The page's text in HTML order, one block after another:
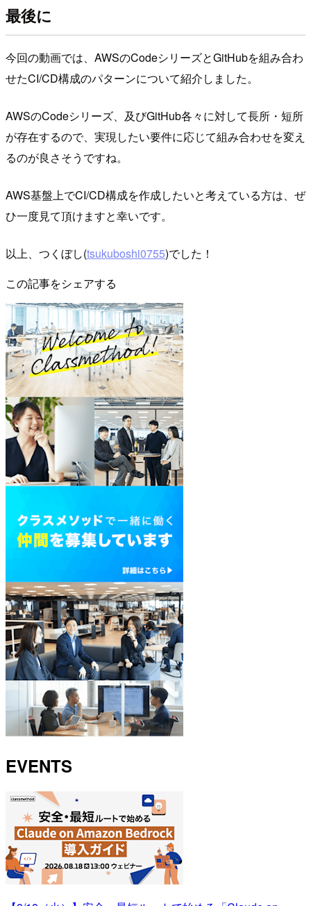
最後に
今回の動画では、AWSのCodeシリーズとGitHubを組み合わ
せたCI/CD構成のパターンについて紹介しました。
AWSのCodeシリーズ、及びGitHub各々に対して長所・短所
が存在するので、実現したい要件に応じて組み合わせを変え
るのが良さそうですね。
AWS基盤上でCI/CD構成を作成したいと考えている方は、ぜ
ひ一度見て頂けますと幸いです。
以上、つくぼし(tsukuboshi0755)でした！
この記事をシェアする
EVENTS